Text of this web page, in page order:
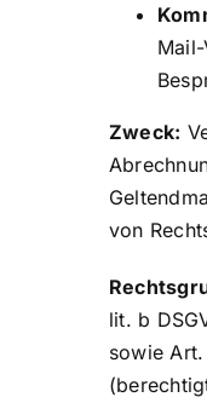
Zweck:
von
lit. b
sowie